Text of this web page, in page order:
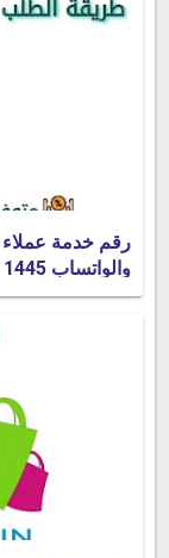
رقم خدمة عملاء
والواتساب 1445